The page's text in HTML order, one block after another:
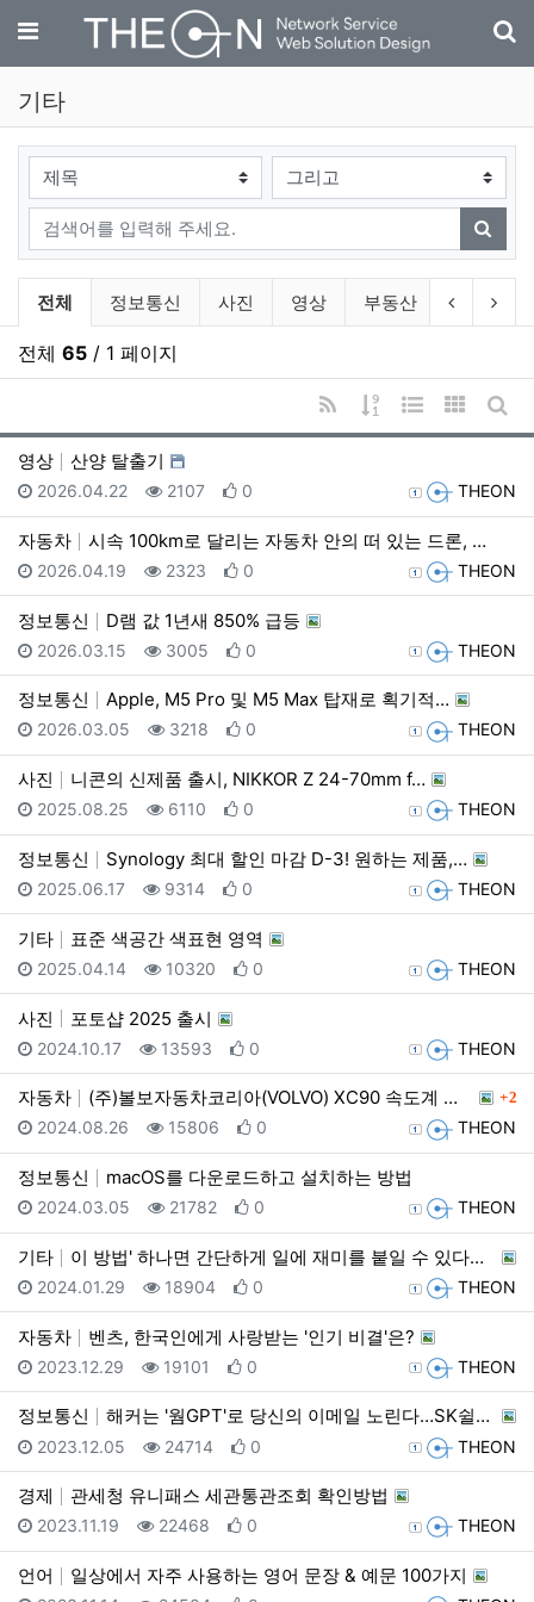
메뉴
기타
검색대상
검색어
검색
기타 분류 목록
전체 정보통신 사진 영상 부동산 자동차
이전 분류
다
전체 65 / 1 페이지
RSS
게시물 정렬
웹진 스타일
갤러리게
영상
산양 탈출기
등록자 THEON
등록일
2026.04.22 조회
2107 추천
0
자동차 시속 100km로 달리는 자동차 안의 떠 있는 드론, …
등록자 THEON
등록일
2026.04.19 조회
2323 추천
0
정보통신 D램 값 1년새 850% 급등
등록자 THEON
등록일
2026.03.15 조회
3005 추천
0
정보통신 Apple, M5 Pro 및 M5 Max 탑재로 획기적…
등록자 THEON
등록일
2026.03.05 조회
3218 추천
0
사진 니콘의 신제품 출시, NIKKOR Z 24-70mm f…
등록자 THEON
등록일
2025.08.25 조회
6110 추천
0
정보통신 Synology 최대 할인 마감 D-3! 원하는 제품,…
등록자 THEON
등록일
2025.06.17 조회
9314 추천
0
기타 표준 색공간 색표현 영역
등록자 THEON
등록일
2025.04.14 조회
10320 추천
0
사진 포토샵 2025 출시
등록자 THEON
등록일
2024.10.17 조회
13593 추천
0
자동차 (주)볼보자동차코리아(VOLVO) XC90 속도계 오… 댓글
2
등록자 THEON
등록일
2024.08.26 조회
15806 추천
0
정보통신 macOS를 다운로드하고 설치하는 방법
등록자 THEON
등록일
2024.03.05 조회
21782 추천
0
기타 이 방법' 하나면 간단하게 일에 재미를 붙일 수 있다고…
등록자 THEON
등록일
2024.01.29 조회
18904 추천
0
자동차 벤츠, 한국인에게 사랑받는 '인기 비결'은?
등록자 THEON
등록일
2023.12.29 조회
19101 추천
0
정보통신 해커는 '웜GPT'로 당신의 이메일 노린다…SK쉴더스가…
등록자 THEON
등록일
2023.12.05 조회
24714 추천
0
경제 관세청 유니패스 세관통관조회 확인방법
등록자 THEON
등록일
2023.11.19 조회
22468 추천
0
언어 일상에서 자주 사용하는 영어 문장 & 예문 100가지